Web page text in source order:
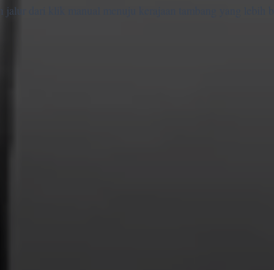
dari klik manual menuju kerajaan tambang yang lebih